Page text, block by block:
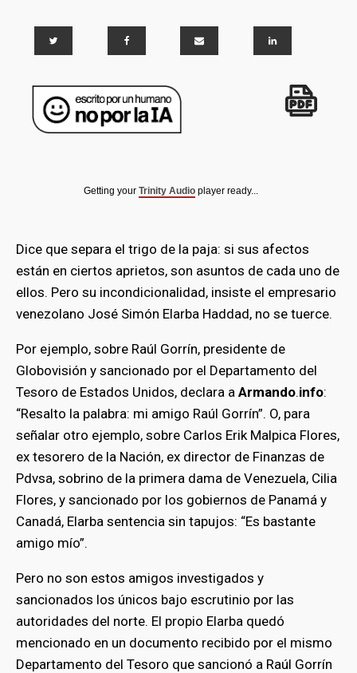
Getting your Trinity Audio player ready...
Dice que separa el trigo de la paja: si sus afectos
están en ciertos aprietos, son asuntos de cada uno de
ellos. Pero su incondicionalidad, insiste el empresario
venezolano José Simón Elarba Haddad, no se tuerce.
Por ejemplo, sobre Raúl Gorrín, presidente de
Globovisión y sancionado por el Departamento del
Tesoro de Estados Unidos, declara a Armando.info:
“Resalto la palabra: mi amigo Raúl Gorrín”. O, para
señalar otro ejemplo, sobre Carlos Erik Malpica Flores,
ex tesorero de la Nación, ex director de Finanzas de
Pdvsa, sobrino de la primera dama de Venezuela, Cilia
Flores, y sancionado por los gobiernos de Panamá y
Canadá, Elarba sentencia sin tapujos: “Es bastante
amigo mío”.
Pero no son estos amigos investigados y
sancionados los únicos bajo escrutinio por las
autoridades del norte. El propio Elarba quedó
mencionado en un documento recibido por el mismo
Departamento del Tesoro que sancionó a Raúl Gorrín